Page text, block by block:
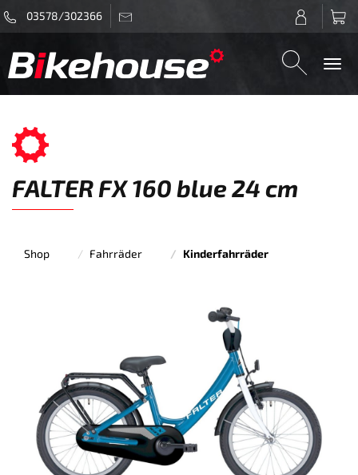
03578/302366
FALTER FX 160 blue 24 cm
Shop Fahrräder Kinderfahrräder